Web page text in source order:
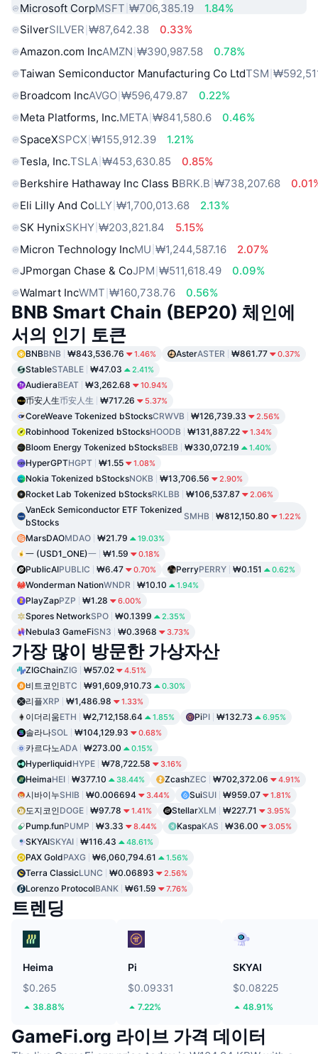
Microsoft CorpMSFT ₩706,385.19
1.84%
SilverSILVER ₩87,642.38
0.33%
Amazon.com IncAMZN ₩390,987.58
0.78%
Taiwan Semiconductor Manufacturing Co LtdTSM
Broadcom IncAVGO ₩596,479.87
0.22%
Meta Platforms, Inc.META ₩841,580.6
0.46%
SpaceXSPCX ₩155,912.39
1.21%
Tesla, Inc.TSLA ₩453,630.85
0.85%
Berkshire Hathaway Inc Class BBRK.B ₩738,207.68
Eli Lilly And CoLLY ₩1,700,013.68
2.13%
SK HynixSKHY ₩203,821.84
5.15%
Micron Technology IncMU ₩1,244,587.16
2.07%
JPmorgan Chase & CoJPM ₩511,618.49
0.09%
Walmart IncWMT ₩160,738.76 0.56%
BNB Smart Chain (BEP20) 체인에
서의 인기 토큰
BNBBNB ₩843,536.76 1.46% AsterASTER ₩861.77 0.37%
StableSTABLE ₩47.03 2.41%
AudieraBEAT ₩3,262.68 10.94%
币安人生币安人生 ₩717.26 5.37%
CoreWeave Tokenized bStocksCRWVB ₩126,739.33 2.56%
Robinhood Tokenized bStocksHOODB ₩131,887.22 1.34%
Bloom Energy Tokenized bStocksBEB ₩330,072.19 1.40%
HyperGPTHGPT ₩1.55 1.08%
Nokia Tokenized bStocksNOKB ₩13,706.56 2.90%
Rocket Lab Tokenized bStocksRKLBB ₩106,537.87 2.06%
VanEck Semiconductor ETF Tokenized
bStocks
SMHB ₩812,150.80 1.22%
MarsDAOMDAO ₩21.79 19.03%
一 (USD1_ONE)一 ₩1.59 0.18%
PublicAIPUBLIC ₩6.47 0.70% PerryPERRY ₩0.151 0.62%
Wonderman NationWNDR ₩10.10 1.94%
PlayZapPZP ₩1.28 6.00%
Spores NetworkSPO ₩0.1399 2.35%
Nebula3 GameFiSN3 ₩0.3968 3.73%
가장 많이 방문한 가상자산
ZIGChainZIG ₩57.02 4.51%
비트코인BTC ₩91,609,910.73 0.30%
리플XRP ₩1,486.98 1.33%
이더리움ETH ₩2,712,158.64 1.85% PiPI ₩132.73 6.95%
솔라나SOL ₩104,129.93 0.68%
카르다노ADA ₩273.00 0.15%
HyperliquidHYPE ₩78,722.58 3.16%
HeimaHEI ₩377.10 38.44% ZcashZEC ₩702,372.06 4.91%
시바이누SHIB ₩0.006694 3.44% SuiSUI ₩959.07 1.81%
도지코인DOGE ₩97.78 1.41% StellarXLM ₩227.71 3.95%
Pump.funPUMP ₩3.33 8.44% KaspaKAS ₩36.00 3.05%
SKYAISKYAI ₩116.43 48.61%
PAX GoldPAXG ₩6,060,794.61 1.56%
Terra ClassicLUNC ₩0.06893 2.56%
Lorenzo ProtocolBANK ₩61.59 7.76%
트렌딩
Heima
$0.265
38.88%
Pi
$0.09331
7.22%
SKYAI
$0.08225
48.91%
GameFi.org 라이브 가격 데이터